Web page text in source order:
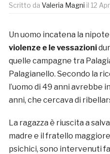
Scritto da Valeria Magni il 12
Un uomo incatena la
violenze e le vessazioni
quelle campagne tra
Palagianello. Secondo la
l’uomo di 49 anni avrebbe
anni, che cercava di
La ragazza è riuscita a
madre e il fratello
psichici, sono intervenuti